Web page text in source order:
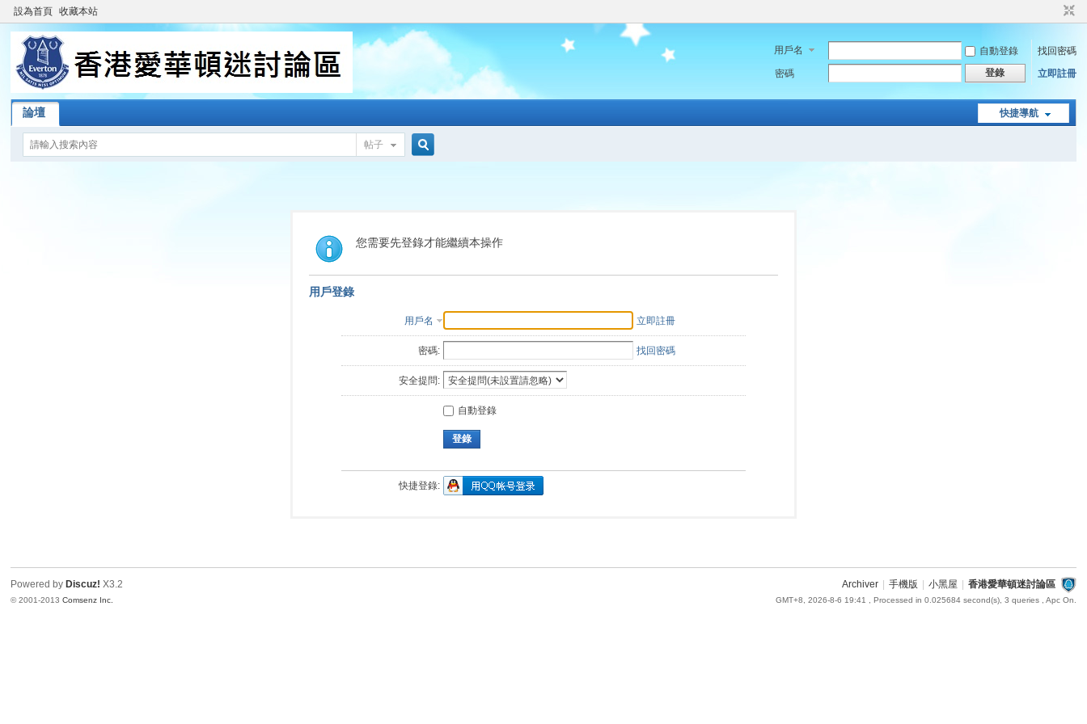
設為首頁 收藏本站
用戶名 自動登錄
找回密碼
密碼
登錄 立即註冊
快捷導航
論壇
帖子
索
您需要先登錄才能繼續本操作
用戶登錄
用戶名 立即註冊
密碼: 找回密碼
安全提問:
自動登錄
登錄
快捷登錄:
Archiver 手機版 小黑屋 香港愛華頓迷討論區
GMT+8, 2026-8-6 19:41 , Processed in 0.025684 second(s), 3 queries , Apc On.
Powered by Discuz! X3.2
© 2001-2013Comsenz Inc.